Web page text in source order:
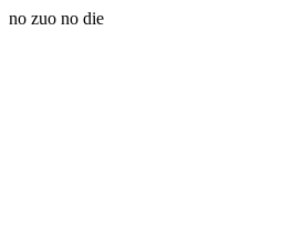
no zuo no die